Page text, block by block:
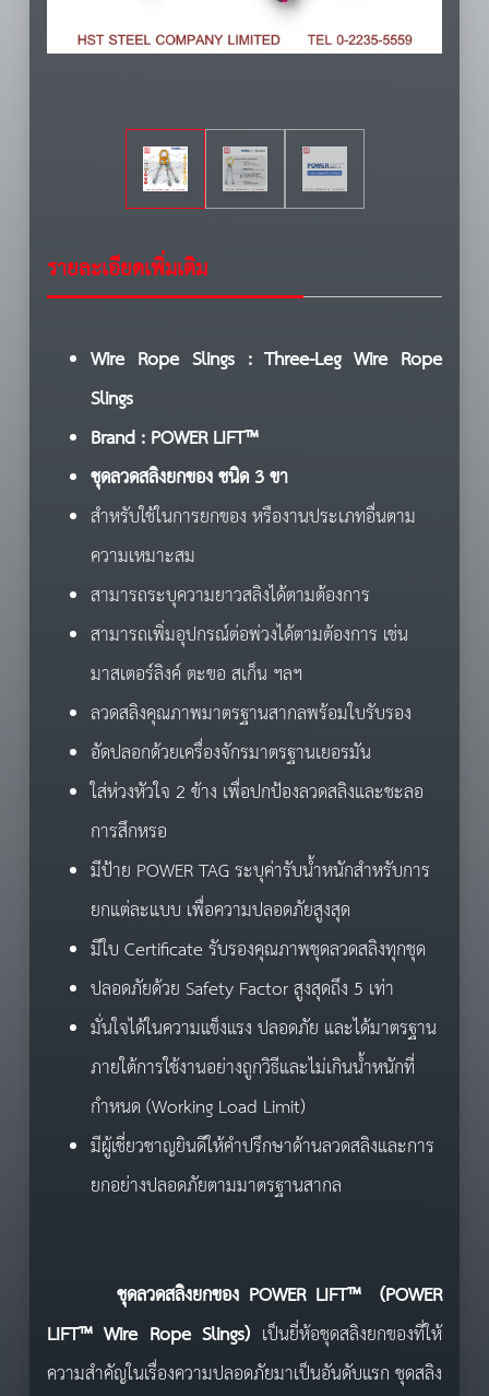
รายละเอียดเพิ่มเติม
Wire Rope Slings : Three-Leg Wire Rope
Slings
Brand : POWER LIFT™
ชุดลวดสลิงยกของ ชนิด 3 ขา
สำหรับใช้ในการยกของ หรืองานประเภทอื่นตาม
ความเหมาะสม
สามารถระบุความยาวสลิงได้ตามต้องการ
สามารถเพิ่มอุปกรณ์ต่อพ่วงได้ตามต้องการ เช่น
มาสเตอร์ลิงค์ ตะขอ สเก็น ฯลฯ
ลวดสลิงคุณภาพมาตรฐานสากลพร้อมใบรับรอง
อัดปลอกด้วยเครื่องจักรมาตรฐานเยอรมัน
ใส่ห่วงหัวใจ 2 ข้าง เพื่อปกป้องลวดสลิงและชะลอ
การสึกหรอ
มีป้าย POWER TAG ระบุค่ารับน้ำหนักสำหรับการ
ยกแต่ละแบบ เพื่อความปลอดภัยสูงสุด
มีใบ Certificate รับรองคุณภาพชุดลวดสลิงทุกชุด
ปลอดภัยด้วย Safety Factor สูงสุดถึง 5 เท่า
มั่นใจได้ในความแข็งแรง ปลอดภัย และได้มาตรฐาน
ภายใต้การใช้งานอย่างถูกวิธีและไม่เกินน้ำหนักที่
กำหนด (Working Load Limit)
มีผู้เชี่ยวชาญยินดีให้คำปรึกษาด้านลวดสลิงและการ
ยกอย่างปลอดภัยตามมาตรฐานสากล
ชุดลวดสลิงยกของPOWER LIFT™ (POWER
LIFT™ Wire Rope Slings) เป็นยี่ห้อชุดสลิงยกของที่ให้
ความสำคัญในเรื่องความปลอดภัยมาเป็นอันดับแรก ชุดสลิง